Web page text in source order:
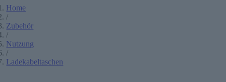
Home
/
Zubehör
/
Nutzung
/
Ladekabeltaschen